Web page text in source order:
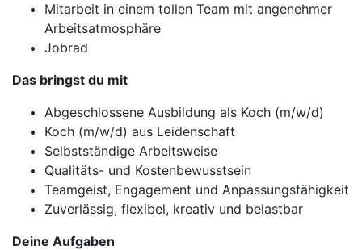
Mitarbeit in einem tollen Team mit angenehmer
Arbeitsatmosphäre
Jobrad
Das bringst du mit
Abgeschlossene Ausbildung als Koch (m/w/d)
Koch (m/w/d) aus Leidenschaft
Selbstständige Arbeitsweise
Qualitäts- und Kostenbewusstsein
Teamgeist, Engagement und Anpassungsfähigkeit
Zuverlässig, flexibel, kreativ und belastbar
Deine Aufgaben